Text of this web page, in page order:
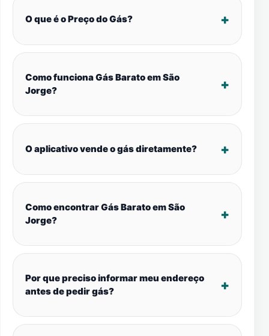
O que é o Preço do Gás?
Como funciona Gás Barato em São
Jorge?
O aplicativo vende o gás diretamente?
Como encontrar Gás Barato em São
Jorge?
Por que preciso informar meu endereço
antes de pedir gás?